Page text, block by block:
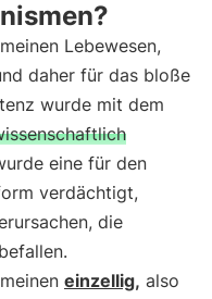
Lebewesen,
daher für das bloße
wurde mit dem
eine für den
verdächtigt,
die
einzellig, also